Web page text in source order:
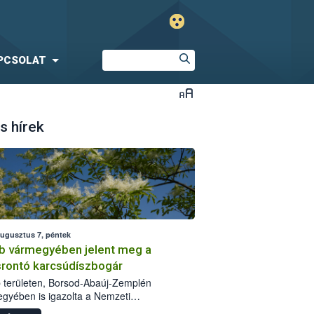
hírek
7, péntek
vármegyében jelent meg a
karcsúdíszbogár
területen, Borsod-Abaúj-Zemplén
is igazolta a Nemzeti
biztonsági Hivatal (Nébih) a